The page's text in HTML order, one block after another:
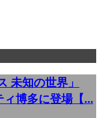
未知の世界」
ィ博多に登場【...